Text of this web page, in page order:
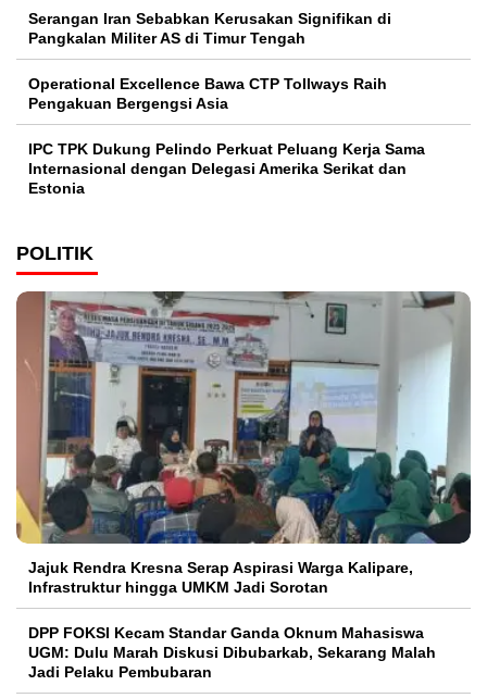
Serangan Iran Sebabkan Kerusakan Signifikan di
Pangkalan Militer AS di Timur Tengah
Operational Excellence Bawa CTP Tollways Raih
Pengakuan Bergengsi Asia
IPC TPK Dukung Pelindo Perkuat Peluang Kerja Sama
Internasional dengan Delegasi Amerika Serikat dan
Estonia
POLITIK
Jajuk Rendra Kresna Serap Aspirasi Warga Kalipare,
Infrastruktur hingga UMKM Jadi Sorotan
DPP FOKSI Kecam Standar Ganda Oknum Mahasiswa
UGM: Dulu Marah Diskusi Dibubarkab, Sekarang Malah
Jadi Pelaku Pembubaran